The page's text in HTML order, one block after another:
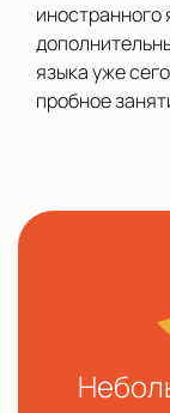
иностранного
языка уже
пробное